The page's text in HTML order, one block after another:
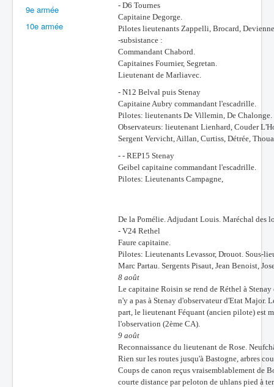
9e armée
10e armée
- D6 Tournes
Capitaine Degorge.
Pilotes lieutenants Zappelli, Brocard,
-subsistance :
Commandant Chabord.
Capitaines Fournier, Segretan.
Lieutenant de Marliavec.
- N12 Belval puis Stenay
Capitaine Aubry commandant l'escadrille.
Pilotes: lieutenants De Villemin, De Chalonge.
Observateurs: lieutenant Lienhard, Couder
Sergent Vervicht, Aillan, Curtiss, Détrée,
- - REP15 Stenay
Geibel capitaine commandant l'escadrille.
Pilotes: Lieutenants Campagne,
De la Pomélie. Adjudant Louis. Maréchal des
- V24 Rethel
Faure capitaine.
Pilotes: Lieutenants Levassor, Drouot. Sous-
Marc Partau. Sergents Pisaut, Jean Benoist,
8 août
Le capitaine Roisin se rend de Réthel à
n'y a pas à Stenay d'observateur d'Etat Major.
part, le lieutenant Féquant (ancien pilote) est
l'observation (2ème CA).
9 août
Reconnaissance du lieutenant de Rose.
Rien sur les routes jusqu'à Bastogne, arbres
Coups de canon reçus vraisemblablement de
courte distance par peloton de uhlans pied à